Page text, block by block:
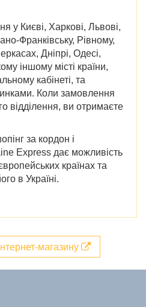
у Києві, Харкові, Львові,
Франківську, Рівному,
Дніпрі, Одесі,
іншому місті країни,
кабінеті, та
Коли замовлення
відділення, ви отримаєте
за кордон і
Express дає можливість
країнах та
в Україні.
магазину